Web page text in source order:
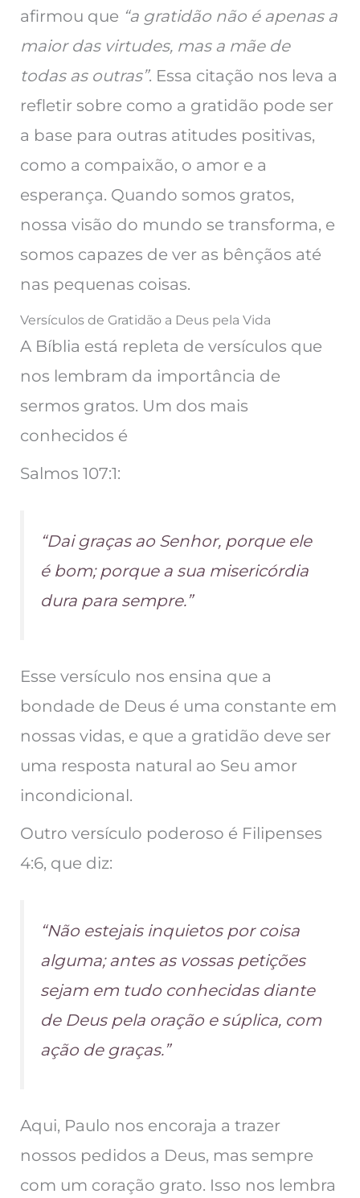
afirmou que “a gratidão não é apenas a
maior das virtudes, mas a mãe de
todas as outras”. Essa citação nos leva a
refletir sobre como a gratidão pode ser
a base para outras atitudes positivas,
como a compaixão, o amor e a
esperança. Quando somos gratos,
nossa visão do mundo se transforma, e
somos capazes de ver as bênçãos até
nas pequenas coisas.
Versículos de Gratidão a Deus pela Vida
A Bíblia está repleta de versículos que
nos lembram da importância de
sermos gratos. Um dos mais
conhecidos é
Salmos 107:1:
“Dai graças ao Senhor, porque ele
é bom; porque a sua misericórdia
dura para sempre.”
Esse versículo nos ensina que a
bondade de Deus é uma constante em
nossas vidas, e que a gratidão deve ser
uma resposta natural ao Seu amor
incondicional.
Outro versículo poderoso é Filipenses
4:6, que diz:
“Não estejais inquietos por coisa
alguma; antes as vossas petições
sejam em tudo conhecidas diante
de Deus pela oração e súplica, com
ação de graças.”
Aqui, Paulo nos encoraja a trazer
nossos pedidos a Deus, mas sempre
com um coração grato. Isso nos lembra